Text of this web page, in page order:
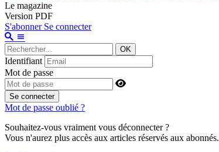
Le magazine
Version PDF
S'abonner Se connecter
OK
Identifiant
Mot de passe
Se connecter
Mot de passe oublié ?
Souhaitez-vous vraiment vous déconnecter ?
Vous n'aurez plus accès aux articles réservés aux abonnés.